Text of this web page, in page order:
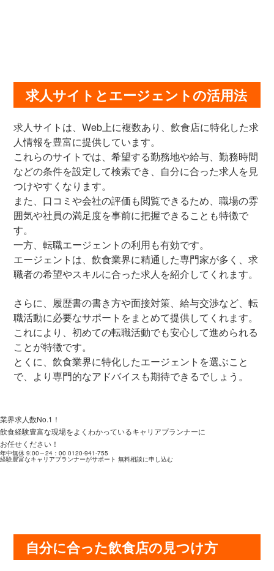
求人サイトとエージェントの活用法
求人サイトは、Web上に複数あり、飲食店に特化した求
人情報を豊富に提供しています。
これらのサイトでは、希望する勤務地や給与、勤務時間
などの条件を設定して検索でき、自分に合った求人を見
つけやすくなります。
また、口コミや会社の評価も閲覧できるため、職場の雰
囲気や社員の満足度を事前に把握できることも特徴で
す。
一方、転職エージェントの利用も有効です。
エージェントは、飲食業界に精通した専門家が多く、求
職者の希望やスキルに合った求人を紹介してくれます。
さらに、履歴書の書き方や面接対策、給与交渉など、転
職活動に必要なサポートをまとめて提供してくれます。
これにより、初めての転職活動でも安心して進められる
ことが特徴です。
とくに、飲食業界に特化したエージェントを選ぶこと
で、より専門的なアドバイスも期待できるでしょう。
業界求人数No.1！
飲食経験豊富な現場をよくわかっているキャリアプランナーに
お任せください！
年中無休 9:00～24：00 0120-941-755
経験豊富なキャリアプランナーがサポート 無料相談に申し込む
自分に合った飲食店の見つけ方